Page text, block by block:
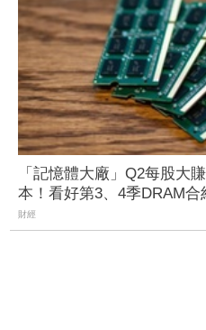
「記憶體大廠」Q2每股大
本！看好第3、4季DRAM合
財經